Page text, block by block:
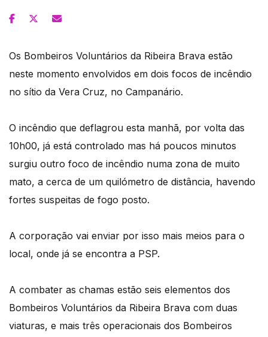
Os Bombeiros Voluntários da Ribeira Brava estão
neste momento envolvidos em dois focos de incêndio
no sítio da Vera Cruz, no Campanário.
O incêndio que deflagrou esta manhã, por volta das
10h00, já está controlado mas há poucos minutos
surgiu outro foco de incêndio numa zona de muito
mato, a cerca de um quilómetro de distância, havendo
fortes suspeitas de fogo posto.
A corporação vai enviar por isso mais meios para o
local, onde já se encontra a PSP.
A combater as chamas estão seis elementos dos
Bombeiros Voluntários da Ribeira Brava com duas
viaturas, e mais três operacionais dos Bombeiros